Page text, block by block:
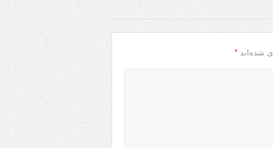
شده‌اند *